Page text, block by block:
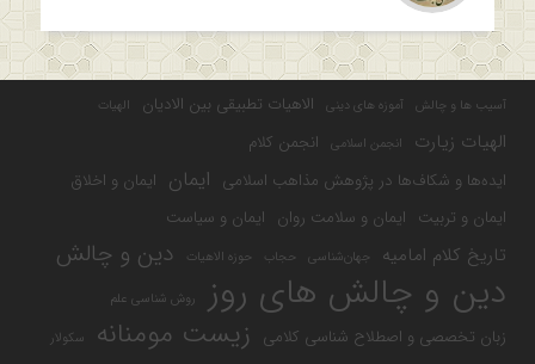
آسیب ها و چالش آموزه های دینی الاهیات تطبیقی بین الادیان الهیات
الهیات زیارت انجمن اسلامی
انجمن کلام
ایده‌ها و شکاف‌ها در پژوهش مذاهب اسلامی ایمان ایمان و اخلاق
ایمان و تربیت ایمان و سلامت روان ایمان و سیاست
تاریخ کلام امامیه جهان‌شناسی حجاب حوزه الاهیات دین و چالش
دین و چالش های روز روش شناسی علم
زبان تخصصی و اصطلاح شناسی کلامی زیست مومنانه سکولار